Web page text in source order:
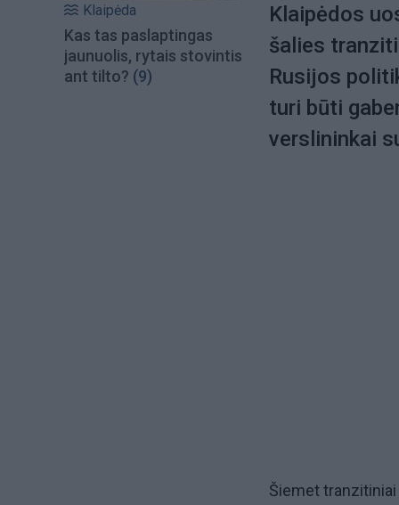
Klaipėda
Kas tas paslaptingas
jaunuolis, rytais stovintis
ant tilto? (9)
Klaipėdos
šalies
Rusijos
turi būti
verslininkai
Šiemet